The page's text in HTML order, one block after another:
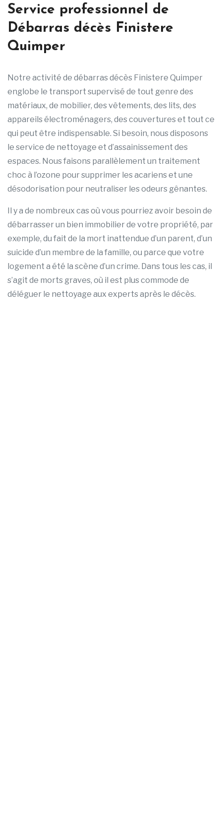
Service professionnel de
Débarras décès Finistere
Quimper
Notre activité de débarras décès Finistere Quimper
englobe le transport supervisé de tout genre des
matériaux, de mobilier, des vêtements, des lits, des
appareils électroménagers, des couvertures et tout ce
qui peut être indispensable. Si besoin, nous disposons
le service de nettoyage et d’assainissement des
espaces. Nous faisons parallèlement un traitement
choc à l’ozone pour supprimer les acariens et une
désodorisation pour neutraliser les odeurs gênantes.
Il y a de nombreux cas où vous pourriez avoir besoin de
débarrasser un bien immobilier de votre propriété, par
exemple, du fait de la mort inattendue d’un parent, d’un
suicide d’un membre de la famille, ou parce que votre
logement a été la scène d’un crime. Dans tous les cas, il
s’agit de morts graves, où il est plus commode de
déléguer le nettoyage aux experts après le décès.